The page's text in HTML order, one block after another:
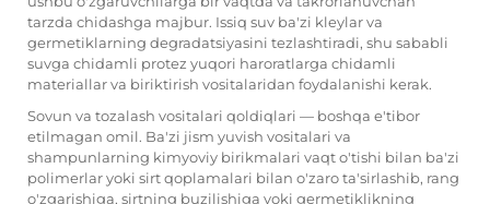
tarzda chidashga majbur. Issiq suv ba'zi kleylar va
germetiklarning degradatsiyasini tezlashtiradi, shu sababli
suvga chidamli protez yuqori haroratlarga chidamli
materiallar va biriktirish vositalaridan foydalanishi kerak.
Sovun va tozalash vositalari qoldiqlari — boshqa e'tibor
etilmagan omil. Ba'zi jism yuvish vositalari va
shampunlarning kimyoviy birikmalari vaqt o'tishi bilan ba'zi
polimerlar yoki sirt qoplamalari bilan o'zaro ta'sirlashib, rang
o'zgarishiga, sirtning buzilishiga yoki germetiklikning